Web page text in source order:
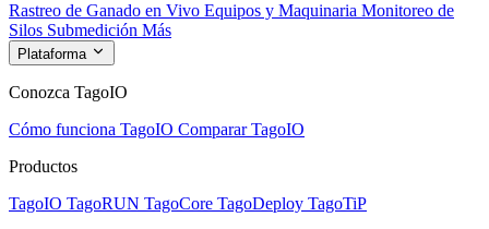
Rastreo de Ganado en Vivo Equipos y Maquinaria Monitoreo de
Silos Submedición Más
Plataforma
Conozca TagoIO
Cómo funciona TagoIO Comparar TagoIO
Productos
TagoIO TagoRUN TagoCore TagoDeploy TagoTiP